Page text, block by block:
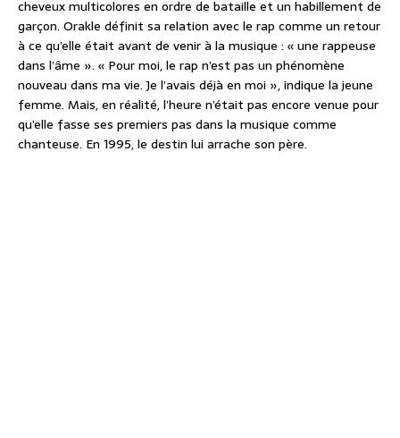
cheveux multicolores en ordre de bataille et un habillement de
garçon. Orakle définit sa relation avec le rap comme un retour
à ce qu’elle était avant de venir à la musique : « une rappeuse
dans l’âme ». « Pour moi, le rap n’est pas un phénomène
nouveau dans ma vie. Je l’avais déjà en moi », indique la jeune
femme. Mais, en réalité, l’heure n’était pas encore venue pour
qu’elle fasse ses premiers pas dans la musique comme
chanteuse. En 1995, le destin lui arrache son père.